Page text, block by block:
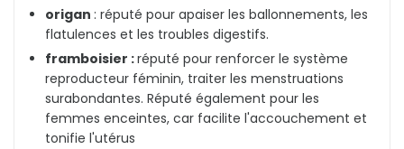
origan : réputé pour apaiser les ballonnements, les
flatulences et les troubles digestifs.
framboisier :réputé pour renforcer le système
reproducteur féminin, traiter les menstruations
surabondantes. Réputé également pour les
femmes enceintes, car facilite l'accouchement et
tonifie l'utérus